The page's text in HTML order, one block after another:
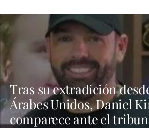
Tras su extradición
Árabes Unidos, Daniel
comparece ante el